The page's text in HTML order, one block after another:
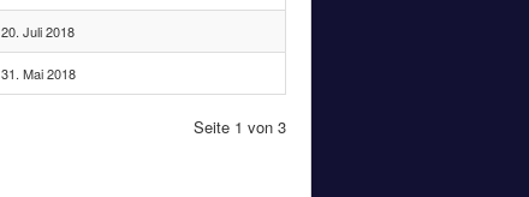
20. Juli 2018
31. Mai 2018
Seite 1 von 3